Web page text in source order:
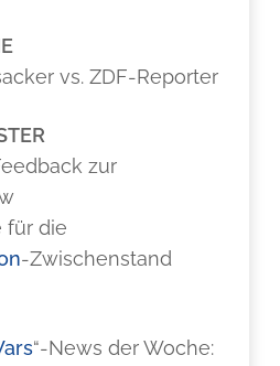
vs. ZDF-Reporter
zur
für die
-Zwischenstand
“-News der Woche: